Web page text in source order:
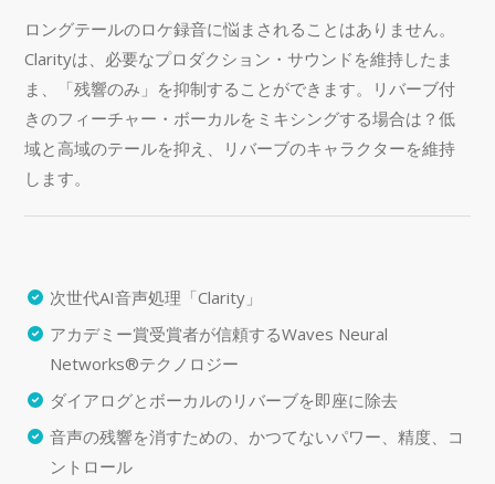
ロングテールのロケ録音に悩まされることはありません。
Clarityは、必要なプロダクション・サウンドを維持したま
ま、「残響のみ」を抑制することができます。リバーブ付
きのフィーチャー・ボーカルをミキシングする場合は？低
域と高域のテールを抑え、リバーブのキャラクターを維持
します。
次世代AI音声処理「Clarity」
アカデミー賞受賞者が信頼するWaves Neural
Networks®テクノロジー
ダイアログとボーカルのリバーブを即座に除去
音声の残響を消すための、かつてないパワー、精度、コ
ントロール